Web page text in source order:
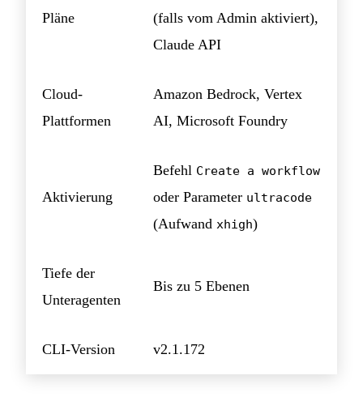
Pläne
(falls vom Admin aktiviert),
Claude API
Cloud-
Plattformen
Amazon Bedrock, Vertex
AI, Microsoft Foundry
Aktivierung
Befehl Create a workflow
oder Parameter ultracode
(Aufwand xhigh)
Tiefe der
Unteragenten
Bis zu 5 Ebenen
CLI-Version v2.1.172